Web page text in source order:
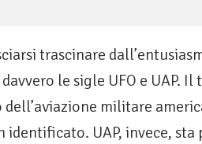
trascinare
le sigle UFO e UAP.
dell’aviazione militare
identificato. UAP, invece,